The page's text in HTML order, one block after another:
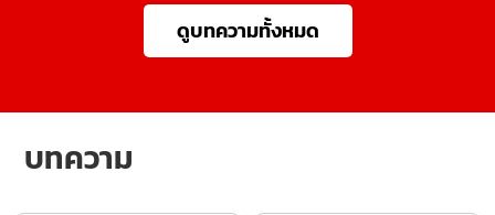
ดูบทความทั้งหมด
บทความ